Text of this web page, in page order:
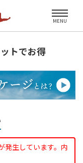
MENU
トでお得
発生しています。内